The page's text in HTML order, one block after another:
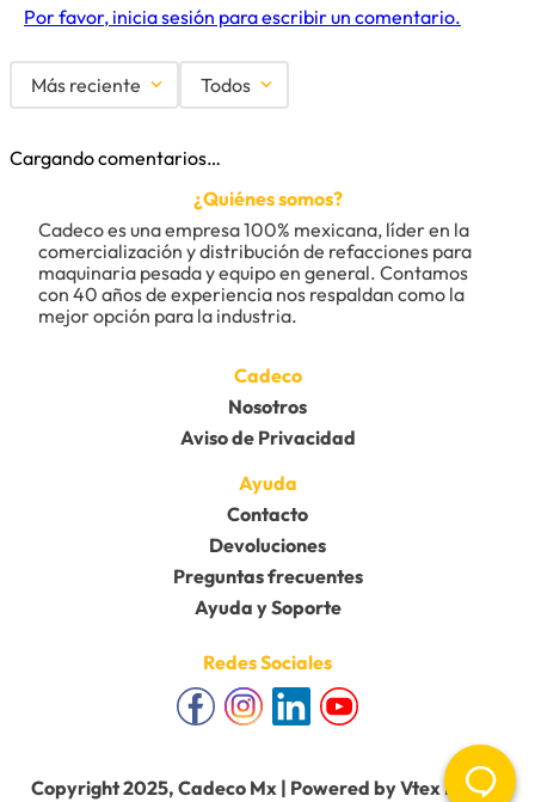
Por favor, inicia sesión para escribir un comentario.
Más reciente Todos
Cargando comentarios…
¿Quiénes somos?
Cadeco es una empresa 100% mexicana, líder en la
comercialización y distribución de refacciones para
maquinaria pesada y equipo en general. Contamos
con 40 años de experiencia nos respaldan como la
mejor opción para la industria.
Cadeco
Nosotros
Aviso de Privacidad
Ayuda
Contacto
Devoluciones
Preguntas frecuentes
Ayuda y Soporte
Redes Sociales
Copyright 2025, Cadeco Mx | Powered by Vtex Mobile